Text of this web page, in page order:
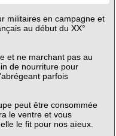
militaires en campagne et
au début du XX°
et ne marchant pas au
de nourriture pour
parfois
peut être consommée
le ventre et vous
le fit pour nos aïeux.